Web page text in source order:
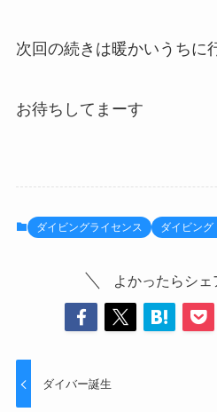
次回の続きは暖かいうちに
お待ちしてまーす
ダイビングライセンス ダイビング
よかったらシェ
ダイバー誕生